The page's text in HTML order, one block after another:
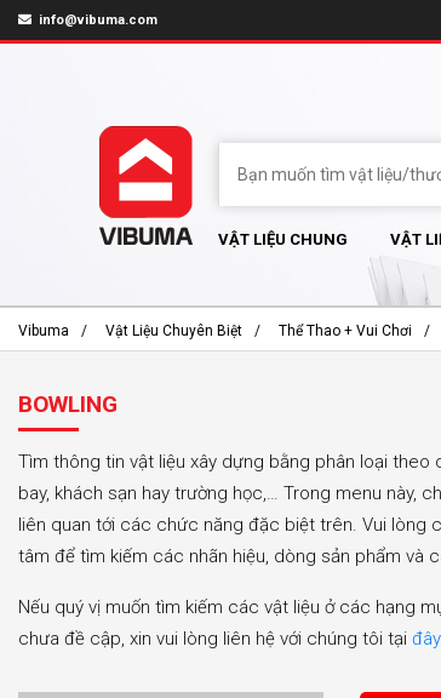
info@vibuma.com
VẬT LIỆU CHUNG VẬT
Vibuma Vật Liệu Chuyên Biệt Thể Thao + Vui Chơi
BOWLING
Tìm thông tin vật liệu xây dựng bằng phân loại
bay, khách sạn hay trường học,… Trong menu này,
liên quan tới các chức năng đặc biệt trên. Vui lòng
tâm để tìm kiếm các nhãn hiệu, dòng sản phẩm và
Nếu quý vị muốn tìm kiếm các vật liệu ở các hạng
chưa đề cập, xin vui lòng liên hệ với chúng tôi tại